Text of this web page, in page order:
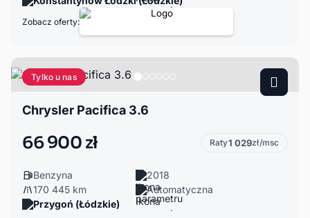
Zobacz oferty:
Tylko u nas
Chrysler Pacifica 3.6
66 900 zł Raty1 029zł/msc
Benzyna
2018
170 445 km
Automatyczna
Przygoń (Łódzkie)